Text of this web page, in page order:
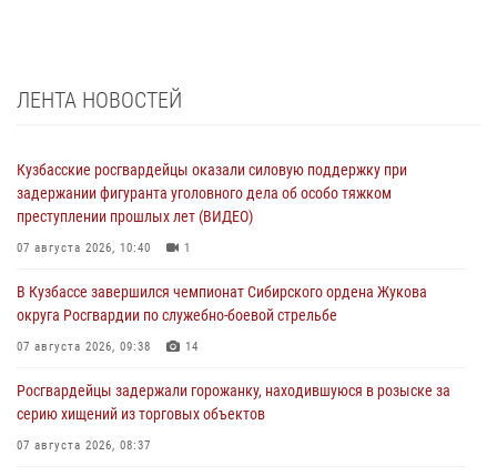
ЛЕНТА НОВОСТЕЙ
Кузбасские росгвардейцы оказали силовую поддержку при
задержании фигуранта уголовного дела об особо тяжком
преступлении прошлых лет (ВИДЕО)
07 августа 2026, 10:40 1
В Кузбассе завершился чемпионат Сибирского ордена Жукова
округа Росгвардии по служебно-боевой стрельбе
07 августа 2026, 09:38 14
Росгвардейцы задержали горожанку, находившуюся в розыске за
серию хищений из торговых объектов
07 августа 2026, 08:37